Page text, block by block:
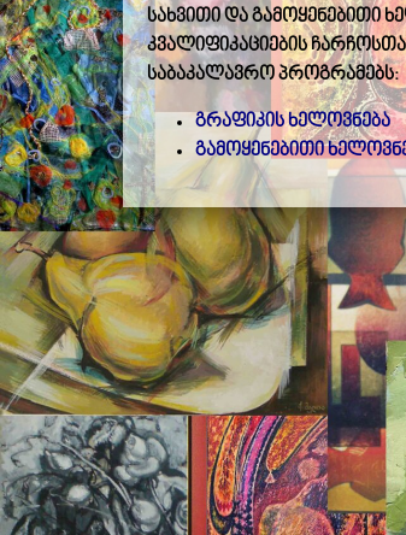
სახვითი და გამოყენებითი
კვალიფიკაციების
საბაკალავრო პროგრამებს:
გრაფიკის ხელოვნება
გამოყენებითი